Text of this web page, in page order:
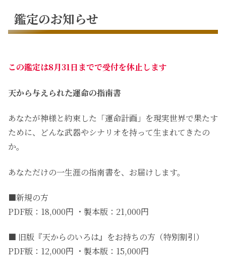
鑑定のお知らせ
この鑑定は8月31日までで受付を休止します
天から与えられた運命の指南書
あなたが神様と約束した「運命計画」を現実世界で果たす
ために、どんな武器やシナリオを持って生まれてきたの
か。
あなただけの一生涯の指南書を、お届けします。
■新規の方
PDF版：18,000円 ・製本版：21,000円
■ 旧版『天からのいろは』をお持ちの方（特別割引）
PDF版：12,000円 ・製本版：15,000円